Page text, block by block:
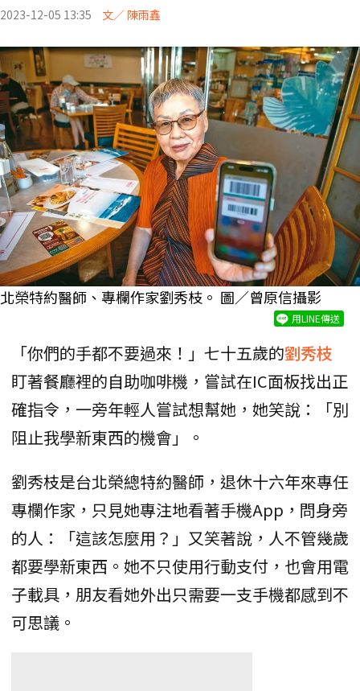
2023-12-05 13:35 文／ 陳雨鑫
北榮特約醫師、專欄作家劉秀枝。 圖／曾原信攝影
用LINE傳送
「你們的手都不要過來！」七十五歲的劉秀枝
盯著餐廳裡的自助咖啡機，嘗試在IC面板找出正
確指令，一旁年輕人嘗試想幫她，她笑說：「別
阻止我學新東西的機會」。
劉秀枝是台北榮總特約醫師，退休十六年來專任
專欄作家，只見她專注地看著手機App，問身旁
的人：「這該怎麼用？」又笑著說，人不管幾歲
都要學新東西。她不只使用行動支付，也會用電
子載具，朋友看她外出只需要一支手機都感到不
可思議。